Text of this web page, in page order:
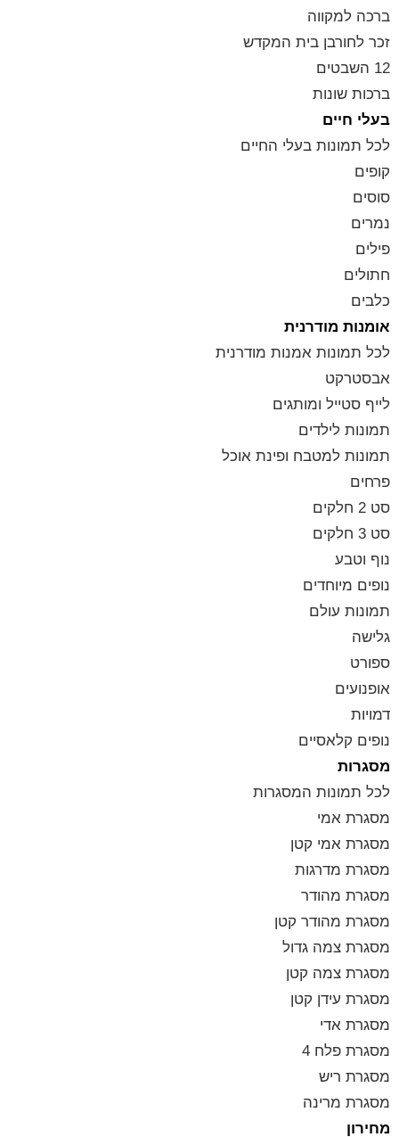
ברכה למקווה
זכר לחורבן בית המקדש
12 השבטים
ברכות שונות
בעלי חיים
לכל תמונות בעלי החיים
קופים
סוסים
נמרים
פילים
חתולים
כלבים
אומנות מודרנית
לכל תמונות אמנות מודרנית
אבסטרקט
לייף סטייל ומותגים
תמונות לילדים
תמונות למטבח ופינת אוכל
פרחים
סט 2 חלקים
סט 3 חלקים
נוף וטבע
נופים מיוחדים
תמונות עולם
גלישה
ספורט
אופנועים
דמויות
נופים קלאסיים
מסגרות
לכל תמונות המסגרות
מסגרת אמי
מסגרת אמי קטן
מסגרת מדרגות
מסגרת מהודר
מסגרת מהודר קטן
מסגרת צמה גדול
מסגרת צמה קטן
מסגרת עידן קטן
מסגרת אדי
מסגרת פלח 4
מסגרת ריש
מסגרת מרינה
מחירון